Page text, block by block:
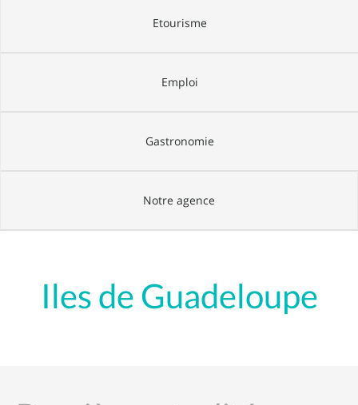
Etourisme
Emploi
Gastronomie
Notre agence
Iles de Guadeloupe